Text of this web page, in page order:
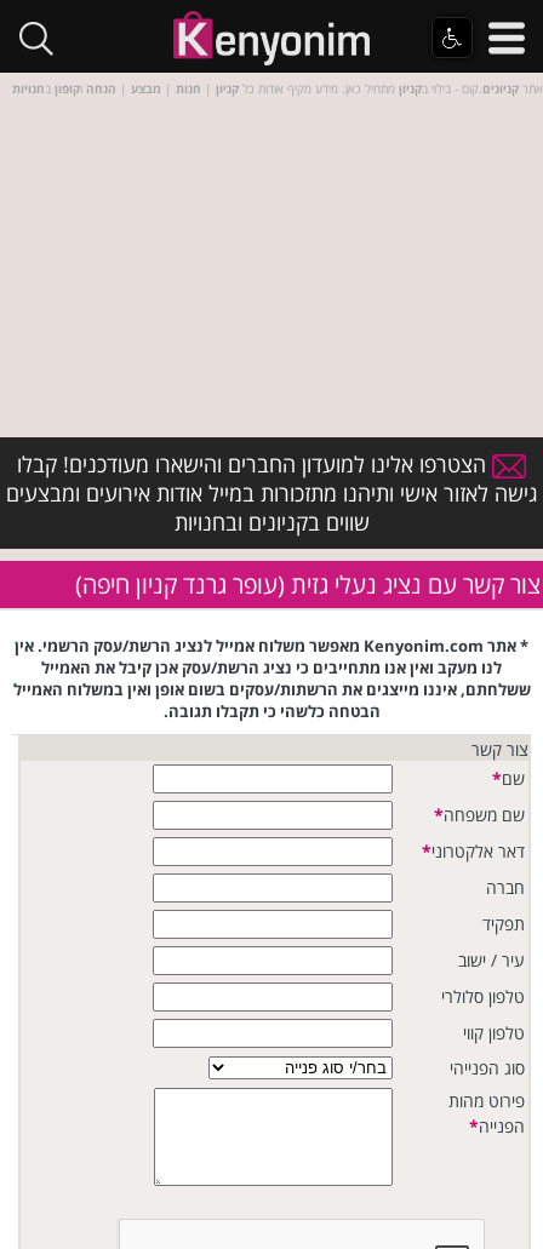
אתר קניונים.קום - בילוי בקניון מתחיל כאן. מידע מקיף אודות כל קניון | חנות | מבצע | הנחה וקופון בחנויות
הצטרפו אלינו למועדון החברים והישארו מעודכנים! קבלו
גישה לאזור אישי ותיהנו מתזכורות במייל אודות אירועים ומבצעים
שווים בקניונים ובחנויות
צור קשר עם נציג נעלי גזית (עופר גרנד קניון חיפה)
* אתר Kenyonim.com מאפשר משלוח אמייל לנציג הרשת/עסק הרשמי. אין
לנו מעקב ואין אנו מתחייבים כי נציג הרשת/עסק אכן קיבל את האמייל
ששלחתם, איננו מייצגים את הרשתות/עסקים בשום אופן ואין במשלוח האמייל
הבטחה כלשהי כי תקבלו תגובה.
צור קשר
שם*
שם משפחה*
דאר אלקטרוני*
חברה
תפקיד
עיר / ישוב
טלפון סלולרי
טלפון קווי
סוג הפנייהי
פירוט מהות
הפנייה*